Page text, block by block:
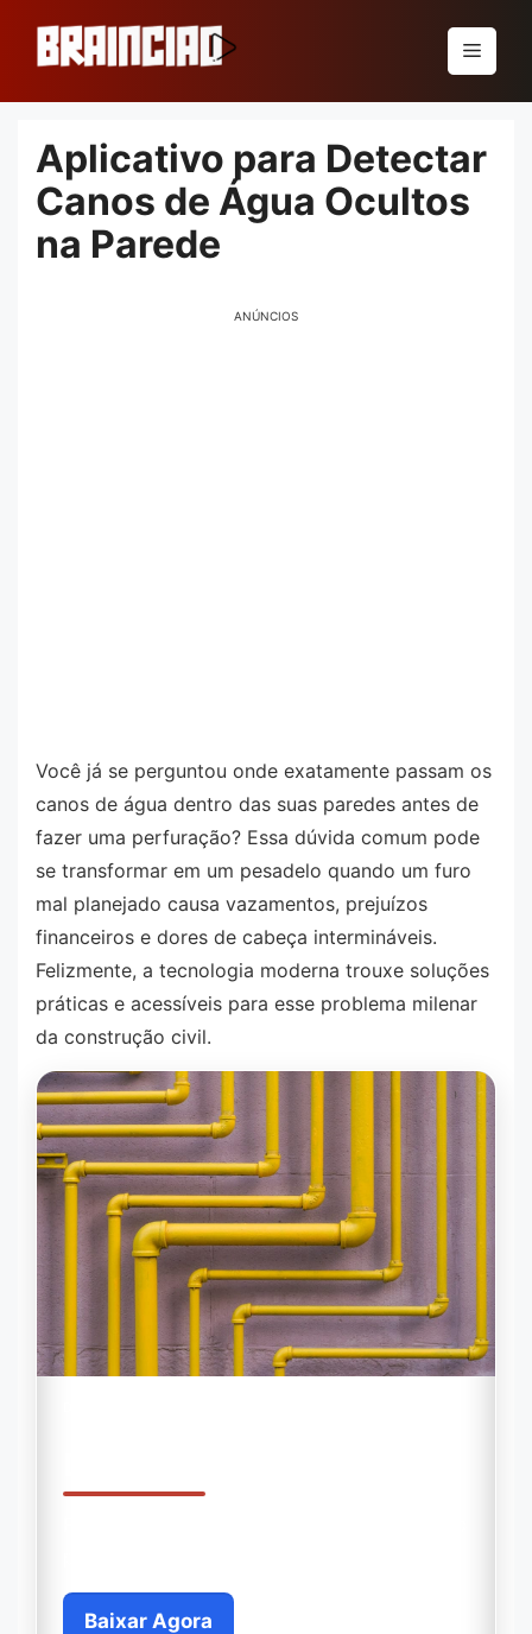
conteúdo
Menu
Aplicativo para Detectar
Canos de Água Ocultos
na Parede
ANÚNCIOS
Você já se perguntou onde exatamente passam os
canos de água dentro das suas paredes antes de
fazer uma perfuração? Essa dúvida comum pode
se transformar em um pesadelo quando um furo
mal planejado causa vazamentos, prejuízos
financeiros e dores de cabeça intermináveis.
Felizmente, a tecnologia moderna trouxe soluções
práticas e acessíveis para esse problema milenar
da construção civil.
Baixar Agora